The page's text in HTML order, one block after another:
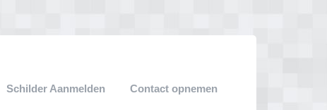
Schilder Aanmelden Contact opnemen